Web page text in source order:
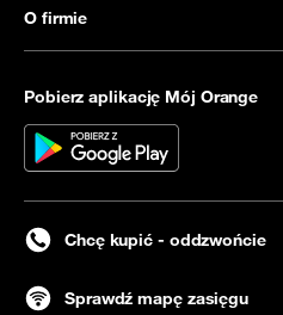
O firmie
Pobierz aplikację Mój Orange
Chcę kupić - oddzwońcie
Sprawdź mapę zasięgu